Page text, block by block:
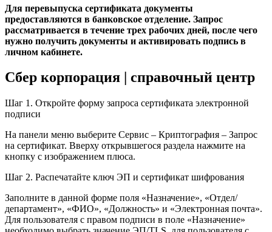
Для перевыпуска сертификата документы
предоставляются в банковское отделение. Запрос
рассматривается в течение трех рабочих дней, после чего
нужно получить документы и активировать подпись в
личном кабинете.
Сбер корпорация | справочный центр
Шаг 1. Откройте форму запроса сертификата электронной
подписи
На панели меню выберите Сервис – Криптография – Запрос
на сертификат. Вверху открывшегося раздела нажмите на
кнопку с изображением плюса.
Шаг 2. Распечатайте ключ ЭП и сертификат шифрования
Заполните в данной форме поля «Назначение», «Отдел/
департамент», «ФИО», «Должность» и «Электронная почта».
Для пользователя с правом подписи в поле «Назначение»